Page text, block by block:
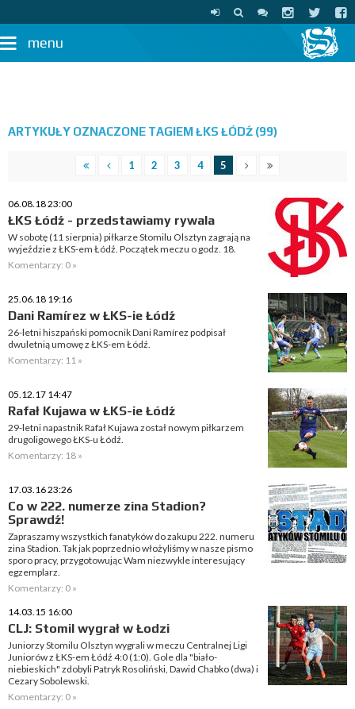
menu
ARTYKUŁY OZNACZONE TAGIEM ŁKS ŁÓDŹ (99)
1 2 3 4 5
06.08.18 23:00
ŁKS Łódź - przedstawiamy rywala
W sobotę (11 sierpnia) piłkarze Stomilu Olsztyn zagrają na
wyjeździe z ŁKS-em Łódź. Początek meczu o godz. 18.
Komentarzy: 0 »
25.06.18 19:16
Dani Ramírez w ŁKS-ie Łódź
26-letni hiszpański pomocnik Dani Ramírez podpisał
dwuletnią umowę z ŁKS-em Łódź.
Komentarzy: 11 »
05.12.17 14:47
Rafał Kujawa w ŁKS-ie Łódź
29-letni napastnik Rafał Kujawa został nowym piłkarzem
drugoligowego ŁKS-u Łódź.
Komentarzy: 18 »
17.03.16 23:26
Co w 222. numerze zina Stadion?
Sprawdź!
Zapraszamy wszystkich fanatyków do zakupu 222. numeru
zina Stadion. Tak jak poprzednio włożyliśmy w nasze pismo
sporo pracy, przygotowując Wam niezwykle interesujący
egzemplarz.
Komentarzy: 0 »
14.03.15 16:00
CLJ: Stomil wygrał w Łodzi
Juniorzy Stomilu Olsztyn wygrali w meczu Centralnej Ligi
Juniorów z ŁKS-em Łódź 4:0 (1:0). Gole dla "biało-
niebieskich" zdobyli Patryk Rosoliński, Dawid Chabko (dwa) i
Cezary Sobolewski.
Komentarzy: 0 »